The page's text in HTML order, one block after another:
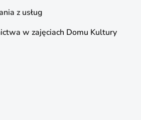
z usług
w zajęciach Domu Kultury